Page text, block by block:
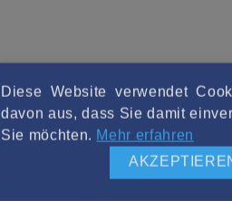
Diese Website verwendet
davon aus, dass Sie damit
Sie möchten. Mehr erfahren